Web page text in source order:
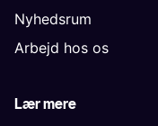
Nyhedsrum
Arbejd hos os
Lær mere